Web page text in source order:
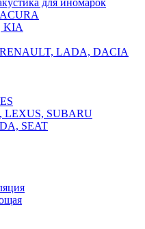
для иномарок
KIA
LADA, DACIA
LEXUS, SUBARU
SEAT